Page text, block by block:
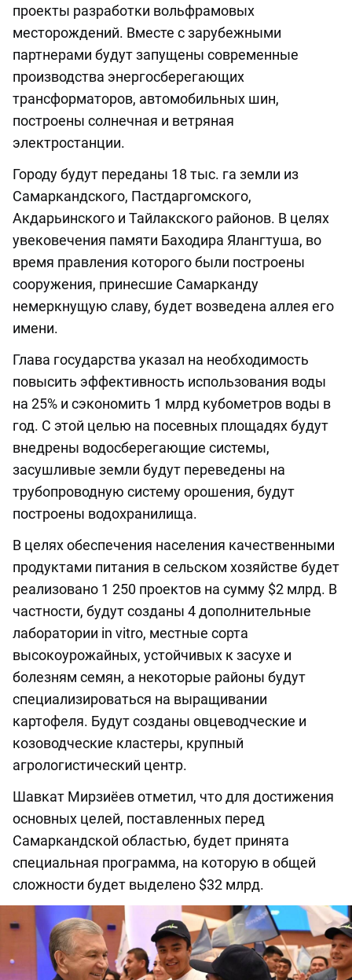
проекты разработки вольфрамовых
месторождений. Вместе с зарубежными
партнерами будут запущены современные
производства энергосберегающих
трансформаторов, автомобильных шин,
построены солнечная и ветряная
электростанции.
Городу будут переданы 18 тыс. га земли из
Самаркандского, Пастдаргомского,
Акдарьинского и Тайлакского районов. В целях
увековечения памяти Баходира Ялангтуша, во
время правления которого были построены
сооружения, принесшие Самарканду
немеркнущую славу, будет возведена аллея его
имени.
Глава государства указал на необходимость
повысить эффективность использования воды
на 25% и сэкономить 1 млрд кубометров воды в
год. С этой целью на посевных площадях будут
внедрены водосберегающие системы,
засушливые земли будут переведены на
трубопроводную систему орошения, будут
построены водохранилища.
В целях обеспечения населения качественными
продуктами питания в сельском хозяйстве будет
реализовано 1 250 проектов на сумму $2 млрд. В
частности, будут созданы 4 дополнительные
лаборатории in vitro, местные сорта
высокоурожайных, устойчивых к засухе и
болезням семян, а некоторые районы будут
специализироваться на выращивании
картофеля. Будут созданы овцеводческие и
козоводческие кластеры, крупный
агрологистический центр.
Шавкат Мирзиёев отметил, что для достижения
основных целей, поставленных перед
Самаркандской областью, будет принята
специальная программа, на которую в общей
сложности будет выделено $32 млрд.